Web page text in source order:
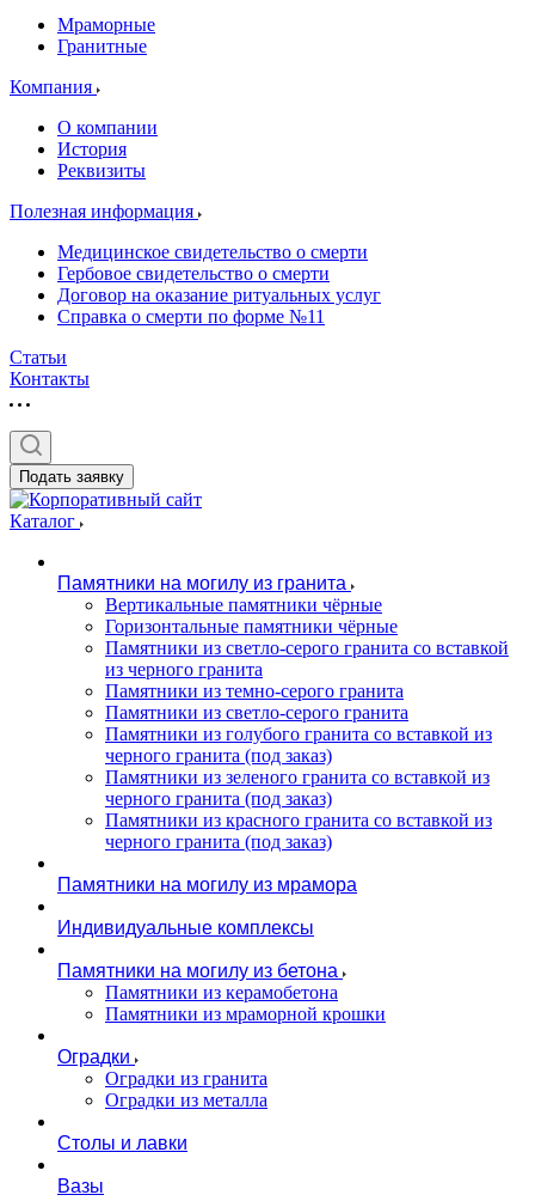
Мраморные
Гранитные
Компания
О компании
История
Реквизиты
Полезная информация
Медицинское свидетельство о смерти
Гербовое свидетельство о смерти
Договор на оказание ритуальных услуг
Справка о смерти по форме №11
Статьи
Контакты
Подать заявку
Каталог
Памятники на могилу из гранита
Вертикальные памятники чёрные
Горизонтальные памятники чёрные
Памятники из светло-серого гранита со вставкой
из черного гранита
Памятники из темно-серого гранита
Памятники из светло-серого гранита
Памятники из голубого гранита со вставкой из
черного гранита (под заказ)
Памятники из зеленого гранита со вставкой из
черного гранита (под заказ)
Памятники из красного гранита со вставкой из
черного гранита (под заказ)
Памятники на могилу из мрамора
Индивидуальные комплексы
Памятники на могилу из бетона
Памятники из керамобетона
Памятники из мраморной крошки
Оградки
Оградки из гранита
Оградки из металла
Столы и лавки
Вазы